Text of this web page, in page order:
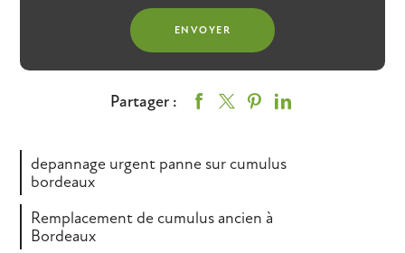
Partager :
depannage urgent panne sur cumulus
bordeaux
Remplacement de cumulus ancien à
Bordeaux